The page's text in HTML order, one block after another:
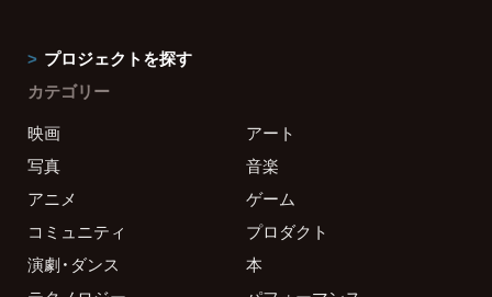
プロジェクトを探す
カテゴリー
映画
アート
写真
音楽
アニメ
ゲーム
コミュニティ
プロダクト
演劇・ダンス
本